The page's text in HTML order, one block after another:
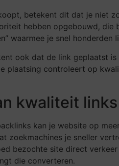
betekent dit dat je niet
hebben opgebouwd,
waarmee je snel
ook dat de link geplaatst
plaatsing controleert op
kwaliteit
kan je website op
zoekmachines je sneller
bezochte site direct
die converteren.